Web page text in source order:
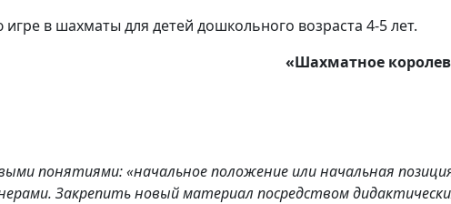
в шахматы для детей дошкольного возраста 4-5 лет.
«Шахматное
понятиями: «начальное положение или начальная
Закрепить новый материал посредством